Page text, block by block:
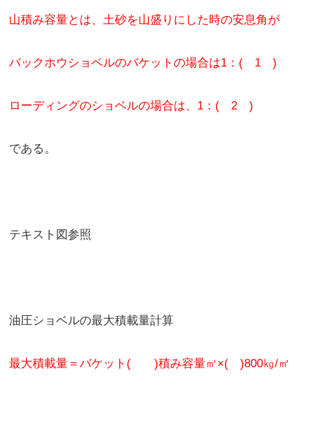
山積み容量とは、土砂を山盛りにした時の安息角が
バックホウショベルのバケットの場合は1：( 1 )
ローディングのショベルの場合は、1：( 2 )
である。
テキスト図参照
油圧ショベルの最大積載量計算
最大積載量＝バケット( )積み容量㎥×( )800㎏/㎡